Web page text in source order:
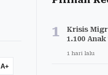
A+
1
Krisis
1.100
1 hari lalu